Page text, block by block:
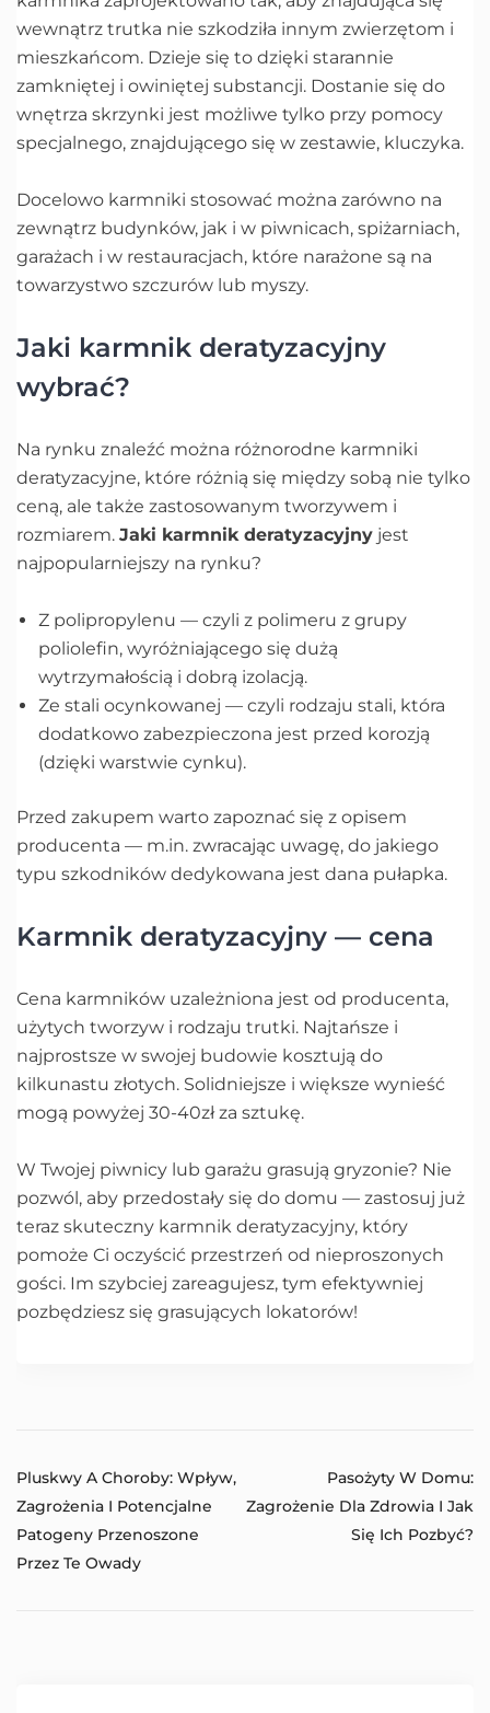
wewnątrz trutka nie szkodziła innym zwierzętom i
mieszkańcom. Dzieje się to dzięki starannie
zamkniętej i owiniętej substancji. Dostanie się do
wnętrza skrzynki jest możliwe tylko przy pomocy
specjalnego, znajdującego się w zestawie, kluczyka.
Docelowo karmniki stosować można zarówno na
zewnątrz budynków, jak i w piwnicach, spiżarniach,
garażach i w restauracjach, które narażone są na
towarzystwo szczurów lub myszy.
Jaki karmnik deratyzacyjny
wybrać?
Na rynku znaleźć można różnorodne karmniki
deratyzacyjne, które różnią się między sobą nie tylko
ceną, ale także zastosowanym tworzywem i
rozmiarem. Jaki karmnik deratyzacyjny jest
najpopularniejszy na rynku?
Z polipropylenu — czyli z polimeru z grupy
poliolefin, wyróżniającego się dużą
wytrzymałością i dobrą izolacją.
Ze stali ocynkowanej — czyli rodzaju stali, która
dodatkowo zabezpieczona jest przed korozją
(dzięki warstwie cynku).
Przed zakupem warto zapoznać się z opisem
producenta — m.in. zwracając uwagę, do jakiego
typu szkodników dedykowana jest dana pułapka.
Karmnik deratyzacyjny — cena
Cena karmników uzależniona jest od producenta,
użytych tworzyw i rodzaju trutki. Najtańsze i
najprostsze w swojej budowie kosztują do
kilkunastu złotych. Solidniejsze i większe wynieść
mogą powyżej 30-40zł za sztukę.
W Twojej piwnicy lub garażu grasują gryzonie? Nie
pozwól, aby przedostały się do domu — zastosuj już
teraz skuteczny karmnik deratyzacyjny, który
pomoże Ci oczyścić przestrzeń od nieproszonych
gości. Im szybciej zareagujesz, tym efektywniej
pozbędziesz się grasujących lokatorów!
Pluskwy A Choroby: Wpływ,
Zagrożenia I Potencjalne
Patogeny Przenoszone
Przez Te Owady
Pasożyty W Domu:
Zagrożenie Dla Zdrowia I Jak
Się Ich Pozbyć?